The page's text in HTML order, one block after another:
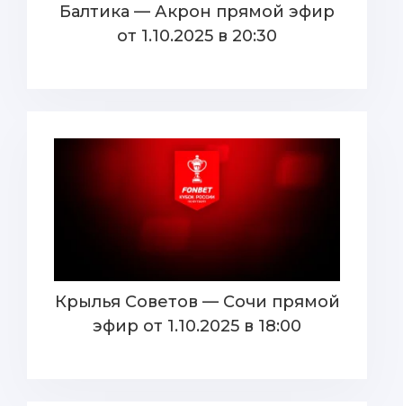
Балтика — Акрон прямой эфир
от 1.10.2025 в 20:30
Крылья Советов — Сочи прямой
эфир от 1.10.2025 в 18:00